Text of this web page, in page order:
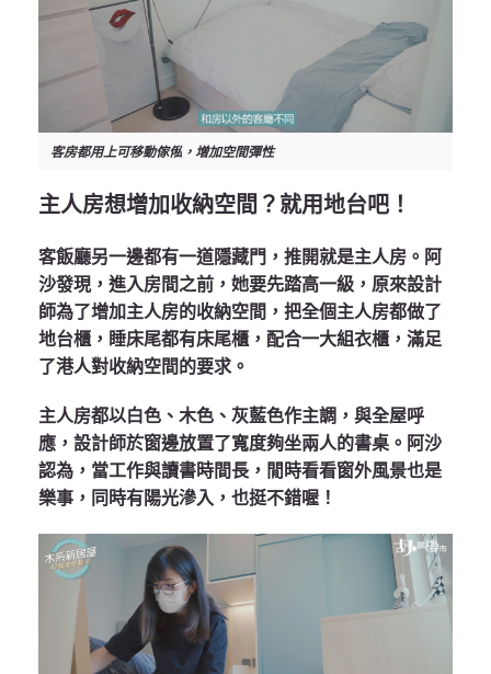
客房都用上可移動傢俬，增加空間彈性
主人房想增加收納空間？就用地台吧！
客飯廳另一邊都有一道隱藏門，推開就是主人房。阿
沙發現，進入房間之前，她要先踏高一級，原來設計
師為了增加主人房的收納空間，把全個主人房都做了
地台櫃，睡床尾都有床尾櫃，配合一大組衣櫃，滿足
了港人對收納空間的要求。
主人房都以白色、木色、灰藍色作主調，與全屋呼
應，設計師於窗邊放置了寬度夠坐兩人的書桌。阿沙
認為，當工作與讀書時間長，閒時看看窗外風景也是
樂事，同時有陽光滲入，也挺不錯喔！